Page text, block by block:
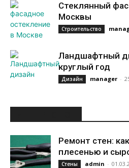
Стеклянный
Москвы
Строительство
Ландшафтный
круглый год
Дизайн manager -
Ремонт стен:
плесенью и
Стены admin -